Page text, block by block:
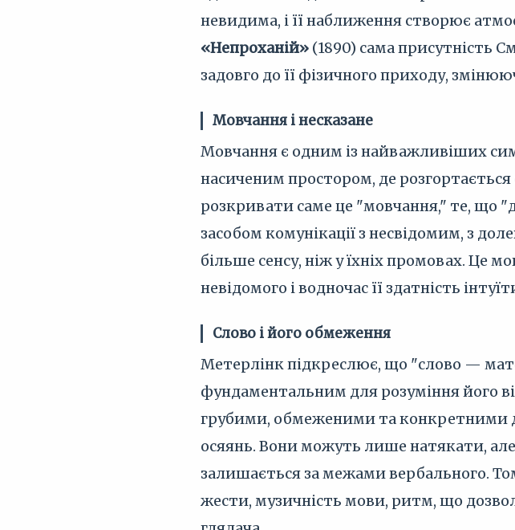
невидима, і її наближення створює
«Непроханій» (1890) сама присутність
задовго до її фізичного приходу,
Мовчання і несказане
Мовчання є одним із найважливіших
насиченим простором, де
розкривати саме це "мовчання," те, що
засобом комунікації з несвідомим, з
більше сенсу, ніж у їхніх промовах. Це
невідомого і водночас її здатність
Слово і його обмеження
Метерлінк підкреслює, що "слово —
фундаментальним для розуміння його
грубими, обмеженими та конкретними
осяянь. Вони можуть лише натякати,
залишається за межами вербального.
жести, музичність мови, ритм, що